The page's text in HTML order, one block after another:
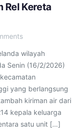
Rel Kereta
wilayah
Senin (16/2/2026)
yang berlangsung
kiriman air dari
kepala keluarga
satu unit […]